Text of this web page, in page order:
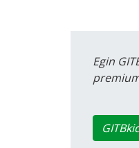
Egin